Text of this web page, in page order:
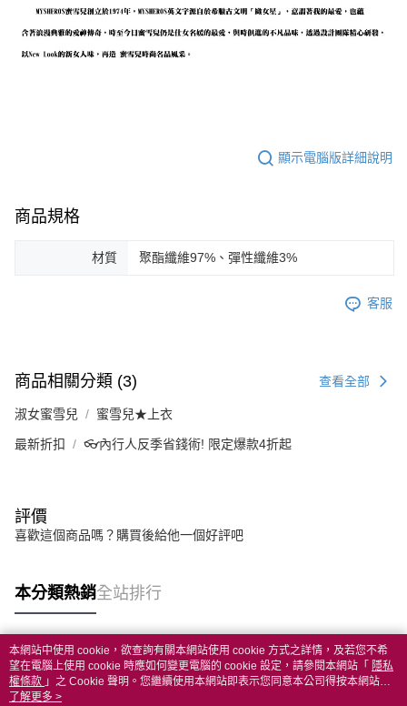
顯示電腦版詳細說明
商品規格
材質 聚酯纖維97%、彈性纖維3%
客服
商品相關分類 (3) 查看全部
淑女蜜雪兒 蜜雪兒★上衣
最新折扣 👓內行人反季省錢術! 限定爆款4折起
評價
喜歡這個商品嗎？購買後給他一個好評吧
本分類熱銷全站排行
熱門標籤
本網站中使用 cookie，欲查詢有關本網站使用 cookie 方式之詳情，及若您不希
望在電腦上使用 cookie 時應如何變更電腦的 cookie 設定，請參閱本網站「 隱私
權條款 」之 Cookie 聲明。您繼續使用本網站即表示您同意本公司得按本網站使
用條款之 Cookie 聲明使用 cookie。
了解更多 >